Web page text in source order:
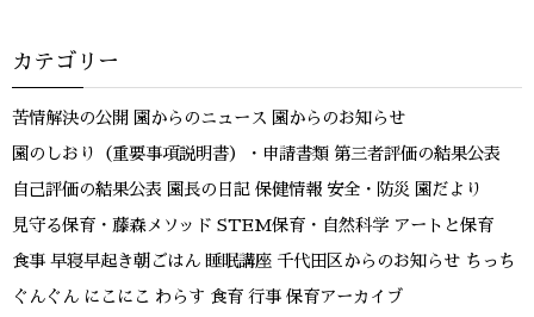
カテゴリー
苦情解決の公開 園からのニュース 園からのお知らせ
園のしおり（重要事項説明書）・申請書類 第三者評価の結果公表
自己評価の結果公表 園長の日記 保健情報 安全・防災 園だより
見守る保育・藤森メソッド STEM保育・自然科学 アートと保育
食事 早寝早起き朝ごはん 睡眠講座 千代田区からのお知らせ ちっち
ぐんぐん にこにこ わらす 食育 行事 保育アーカイブ